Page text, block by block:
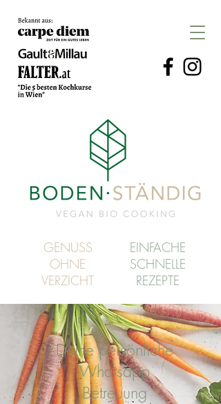
GENUSS
OHNE
VERZICHT
EINFACHE
SCHNELLE
REZEPTE
Deine persönliche
Whatsapp
Betreuung